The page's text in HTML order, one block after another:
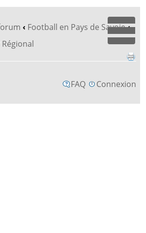
‹ Football en Pays de Savoie‹
FAQ Connexion